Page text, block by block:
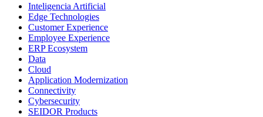
Inteligencia Artificial
Edge Technologies
Customer Experience
Employee Experience
ERP Ecosystem
Data
Cloud
Application Modernization
Connectivity
Cybersecurity
SEIDOR Products